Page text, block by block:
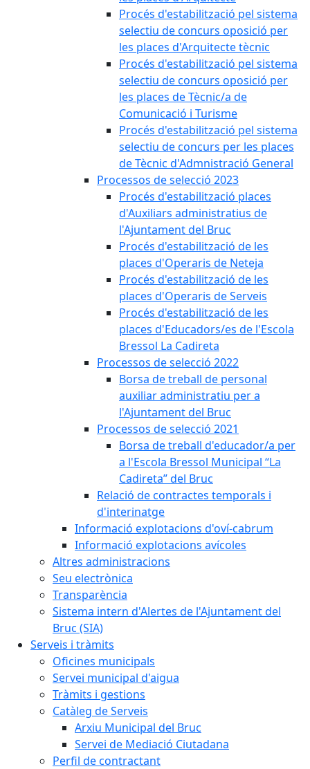
Procés d'estabilització pel sistema
selectiu de concurs oposició per
les places d'Arquitecte tècnic
Procés d'estabilització pel sistema
selectiu de concurs oposició per
les places de Tècnic/a de
Comunicació i Turisme
Procés d'estabilització pel sistema
selectiu de concurs per les places
de Tècnic d'Admnistració General
Processos de selecció 2023
Procés d'estabilització places
d'Auxiliars administratius de
l'Ajuntament del Bruc
Procés d'estabilització de les
places d'Operaris de Neteja
Procés d'estabilització de les
places d'Operaris de Serveis
Procés d'estabilització de les
places d'Educadors/es de l'Escola
Bressol La Cadireta
Processos de selecció 2022
Borsa de treball de personal
auxiliar administratiu per a
l'Ajuntament del Bruc
Processos de selecció 2021
Borsa de treball d'educador/a per
a l'Escola Bressol Municipal “La
Cadireta” del Bruc
Relació de contractes temporals i
d'interinatge
Informació explotacions d'oví-cabrum
Informació explotacions avícoles
Altres administracions
Seu electrònica
Transparència
Sistema intern d'Alertes de l'Ajuntament del
Bruc (SIA)
Serveis i tràmits
Oficines municipals
Servei municipal d'aigua
Tràmits i gestions
Catàleg de Serveis
Arxiu Municipal del Bruc
Servei de Mediació Ciutadana
Perfil de contractant